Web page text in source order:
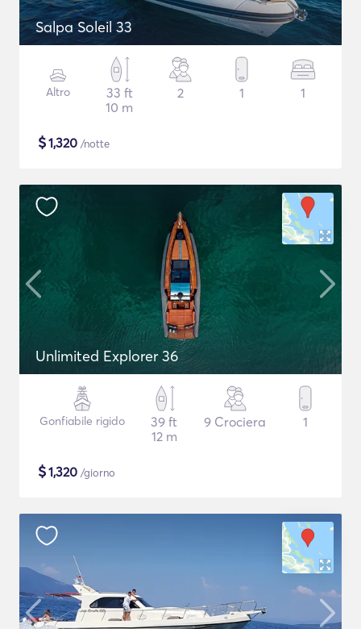
Salpa Soleil 33
Altro
33 ft
10 m
2 1 1
$1,320 /notte
Unlimited Explorer 36
Gonfiabile rigido
39 ft
12 m
9 Crociera 1
$1,320 /giorno